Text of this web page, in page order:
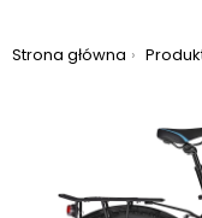
Jesteś tutaj:
Strona główna